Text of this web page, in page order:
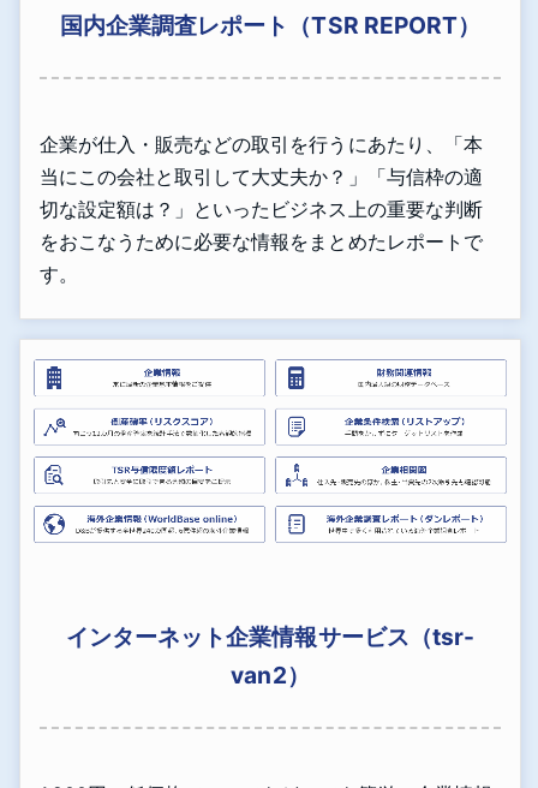
国内企業調査レポート（TSR REPORT）
企業が仕入・販売などの取引を行うにあたり、「本
当にこの会社と取引して大丈夫か？」「与信枠の適
切な設定額は？」といったビジネス上の重要な判断
をおこなうために必要な情報をまとめたレポートで
す。
インターネット企業情報サービス（tsr-
van2）